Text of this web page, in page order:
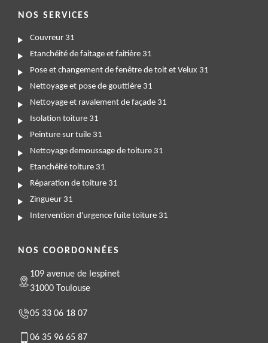
NOS SERVICES
Couvreur 31
Etanchéité de faitage et faitière 31
Pose et changement de fenêtre de toit et Velux 31
Nettoyage et pose de gouttière 31
Nettoyage et ravalement de façade 31
Isolation toiture 31
Peinture sur tuile 31
Nettoyage demoussage de toiture 31
Etanchéité toiture 31
Réparation de toiture 31
Zingueur 31
Intervention d'urgence fuite toiture 31
NOS COORDONNÉES
109 avenue de lespinet
31000 Toulouse
05 33 06 18 07
06 35 96 65 87